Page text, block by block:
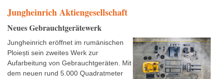
Jungheinrich Aktiengesellschaft
Neues Gebrauchtgerätewerk
Jungheinrich eröffnet im rumänischen
Ploiești sein zweites Werk zur
Aufarbeitung von Gebrauchtgeräten. Mit
dem neuen rund 5.000 Quadratmeter